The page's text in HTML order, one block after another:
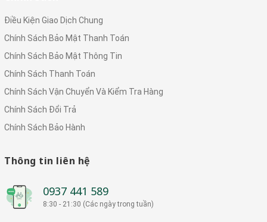
Điều Kiện Giao Dịch Chung
Chính Sách Bảo Mật Thanh Toán
Chính Sách Bảo Mật Thông Tin
Chính Sách Thanh Toán
Chính Sách Vận Chuyển Và Kiểm Tra Hàng
Chính Sách Đổi Trả
Chính Sách Bảo Hành
Thông tin liên hệ
0937 441 589
8:30 - 21:30 (Các ngày trong tuần)